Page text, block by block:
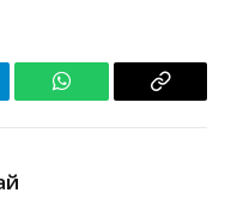
WhatsApp Copy